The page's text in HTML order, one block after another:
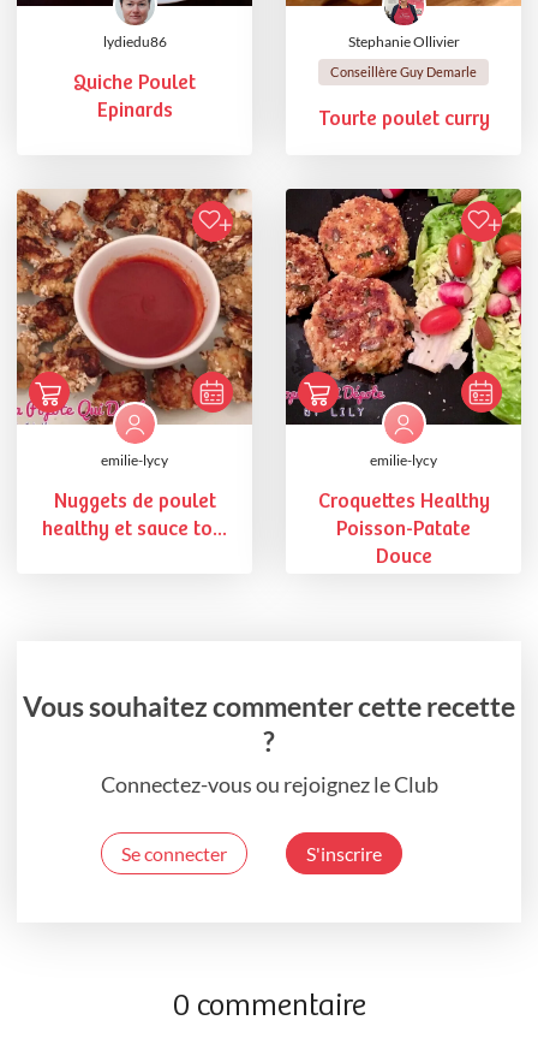
lydiedu86
Quiche Poulet
Epinards
Stephanie Ollivier
Conseillère Guy Demarle
Tourte poulet curry
emilie-lycy
Nuggets de poulet
healthy et sauce to...
emilie-lycy
Croquettes Healthy
Poisson-Patate
Douce
Vous souhaitez commenter cette recette
?
Connectez-vous ou rejoignez le Club
Se connecter S'inscrire
0 commentaire